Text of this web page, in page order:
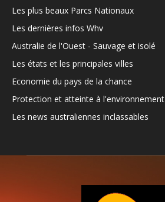
Les plus beaux Parcs Nationaux
Les dernières infos Whv
Australie de l'Ouest - Sauvage et isolé
Les états et les principales villes
Economie du pays de la chance
Protection et atteinte à l'environnement
Les news australiennes inclassables